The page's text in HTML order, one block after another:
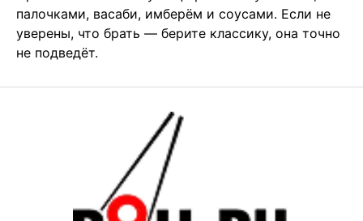
палочками, васаби, имберём и соусами. Если не
уверены, что брать — берите классику, она точно
не подведёт.